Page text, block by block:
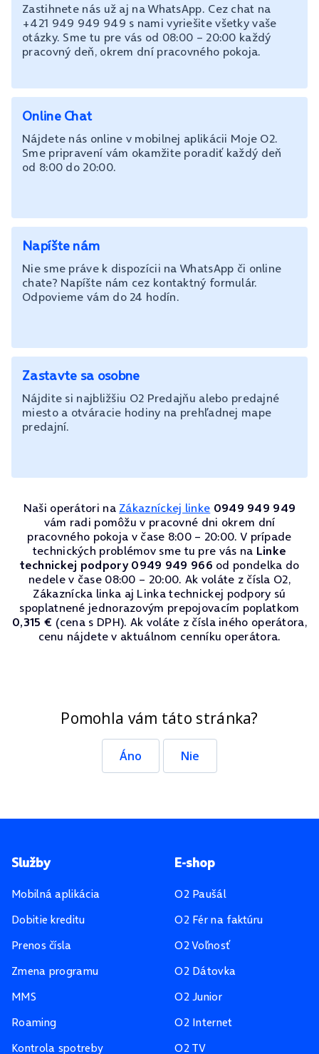
Zastihnete nás už aj na WhatsApp. Cez chat na
+421 949 949 949 s nami vyriešite všetky vaše
otázky. Sme tu pre vás od 08:00 – 20:00 každý
pracovný deň, okrem dní pracovného pokoja.
Online Chat
Nájdete nás online v mobilnej aplikácii Moje O2.
Sme pripravení vám okamžite poradiť každý deň
od 8:00 do 20:00.
Napíšte nám
Nie sme práve k dispozícii na WhatsApp či online
chate? Napíšte nám cez kontaktný formulár.
Odpovieme vám do 24 hodín.
Zastavte sa osobne
Nájdite si najbližšiu O2 Predajňu alebo predajné
miesto a otváracie hodiny na prehľadnej mape
predajní.
Naši operátori na Zákazníckej linke 0949 949 949
vám radi pomôžu v pracovné dni okrem dní
pracovného pokoja v čase 8:00 – 20:00. V prípade
technických problémov sme tu pre vás na Linke
technickej podpory 0949 949 966 od pondelka do
nedele v čase 08:00 – 20:00. Ak voláte z čísla O2,
Zákaznícka linka aj Linka technickej podpory sú
spoplatnené jednorazovým prepojovacím poplatkom
0,315 € (cena s DPH). Ak voláte z čísla iného operátora,
cenu nájdete v aktuálnom cenníku operátora.
Pomohla vám táto stránka?
Áno Nie
Pätička stránky
Služby
Mobilná aplikácia
Dobitie kreditu
Prenos čísla
Zmena programu
MMS
Roaming
Kontrola spotreby
E-shop
O2 Paušál
O2 Fér na faktúru
O2 Voľnosť
O2 Dátovka
O2 Junior
O2 Internet
O2 TV